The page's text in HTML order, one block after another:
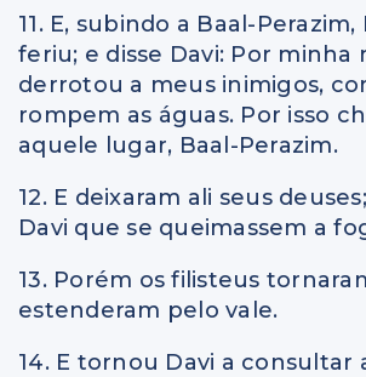
11. E, subindo a Baal-Perazim,
feriu; e disse Davi: Por minha
derrotou a meus inimigos,
rompem as águas. Por isso
aquele lugar, Baal-Perazim.
12. E deixaram ali seus
Davi que se queimassem a
13. Porém os filisteus
estenderam pelo vale.
14. E tornou Davi a consultar